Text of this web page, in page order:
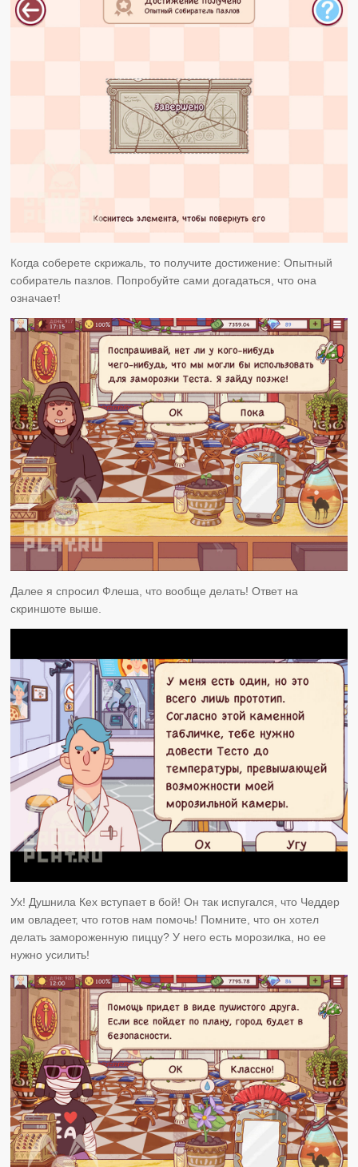
Когда соберете скрижаль, то получите достижение: Опытный
собиратель пазлов. Попробуйте сами догадаться, что она
означает!
Далее я спросил Флеша, что вообще делать! Ответ на
скриншоте выше.
Ух! Душнила Кех вступает в бой! Он так испугался, что Чеддер
им овладеет, что готов нам помочь! Помните, что он хотел
делать замороженную пиццу? У него есть морозилка, но ее
нужно усилить!